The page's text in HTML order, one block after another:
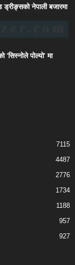
ड्रीङ्सको नेपाली बजारमा
‘सिस्नोले पोल्यो’ मा
7115
4487
2776
1734
1188
957
927